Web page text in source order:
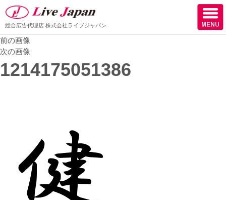
会社情報
スタッフブログ
サロン様からの声
ケーススタディー
総合広告代理店 株式会社ライブジャパン
前の画像
次の画像
1214175051386